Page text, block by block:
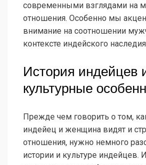
современными взглядами на
отношения. Особенно мы
внимание на соотношении
контексте индейского
История индейцев
культурные
Прежде чем говорить о том,
индейец и женщина видят и
отношения, нужно немного
истории и культуре индейцев.